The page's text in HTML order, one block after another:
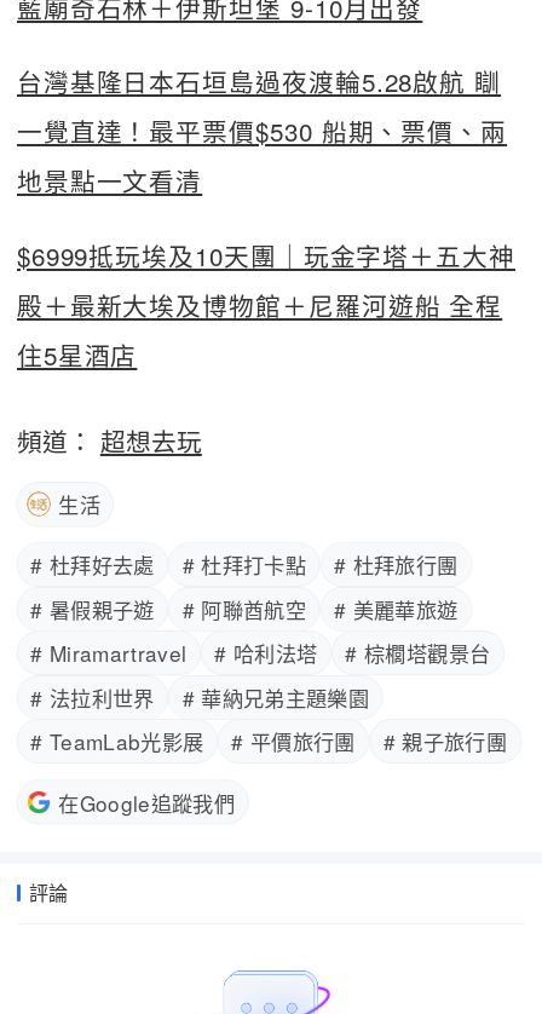
台灣基隆日本石垣島過夜渡輪5.28啟航 瞓
一覺直達！最平票價$530 船期、票價、兩
地景點一文看清
$6999抵玩埃及10天團｜玩金字塔＋五大神
殿＋最新大埃及博物館＋尼羅河遊船 全程
住5星酒店
頻道： 超想去玩
生活
# 杜拜好去處 # 杜拜打卡點
# 杜拜旅行團
# 暑假親子遊
# 阿聯酋航空
# 美麗華旅遊
# Miramartravel
# 哈利法塔
# 棕櫚塔觀景台
# 法拉利世界
# 華納兄弟主題樂園
# TeamLab光影展
# 平價旅行團 # 親子旅行團
在Google追蹤我們
評論